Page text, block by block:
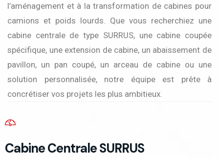
l’aménagement et à la transformation de cabines pour
camions et poids lourds. Que vous recherchiez une
cabine centrale de type SURRUS, une cabine coupée
spécifique, une extension de cabine, un abaissement de
pavillon, un pan coupé, un arceau de cabine ou une
solution personnalisée, notre équipe est prête à
concrétiser vos projets les plus ambitieux.
Cabine Centrale SURRUS